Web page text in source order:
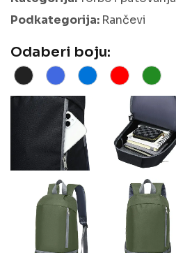
Podkategorija: Rančevi
Odaberi boju: